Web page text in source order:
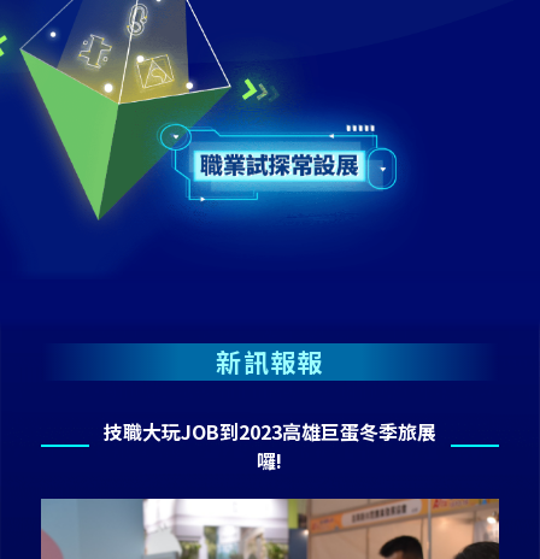
新訊報報
技職大玩JOB到2023高雄巨蛋冬季旅展
囉!